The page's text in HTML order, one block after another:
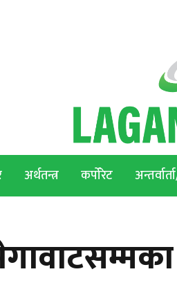
अर्थतन्त्र कर्पोरेट